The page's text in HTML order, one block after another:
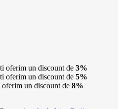
oferim un discount de 3%
oferim un discount de 5%
un discount de 8%